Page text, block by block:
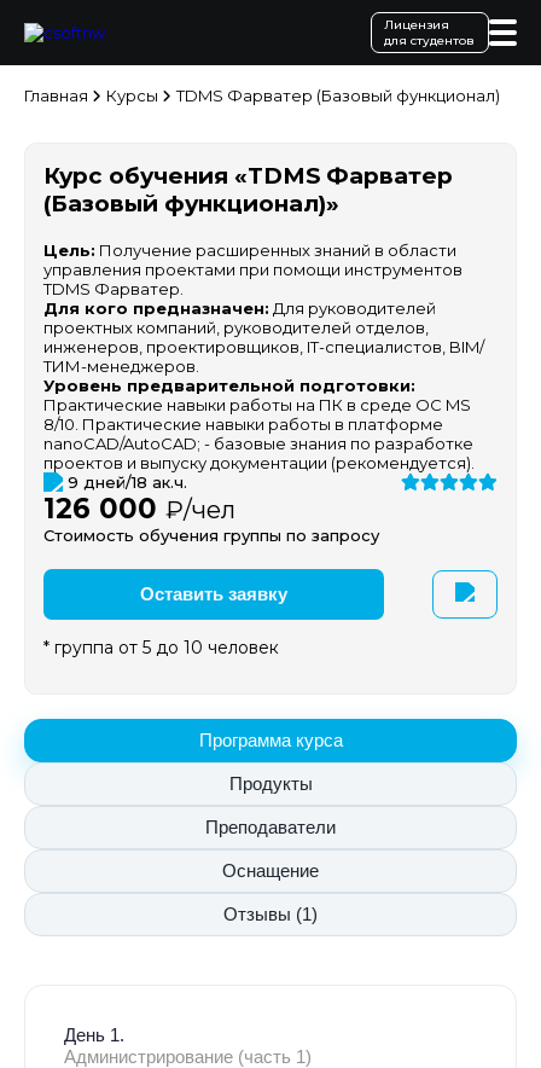
Лицензия
для студентов
Главная Курсы TDMS Фарватер (Базовый функционал)
Курс обучения «TDMS Фарватер
(Базовый функционал)»
Цель: Получение расширенных знаний в области
управления проектами при помощи инструментов
TDMS Фарватер.
Для кого предназначен: Для руководителей
проектных компаний, руководителей отделов,
инженеров, проектировщиков, IT-специалистов, BIM/
ТИМ-менеджеров.
Уровень предварительной подготовки:
Практические навыки работы на ПК в среде ОС MS
8/10. Практические навыки работы в платформе
nanoCAD/AutoCAD; - базовые знания по разработке
проектов и выпуску документации (рекомендуется).
9 дней/18 ак.ч.
126 000 ₽/чел
Стоимость обучения группы по запросу
Оставить заявку
* группа от 5 до 10 человек
Программа курса
Продукты
Преподаватели
Оснащение
Отзывы (1)
День 1.
Администрирование (часть 1)